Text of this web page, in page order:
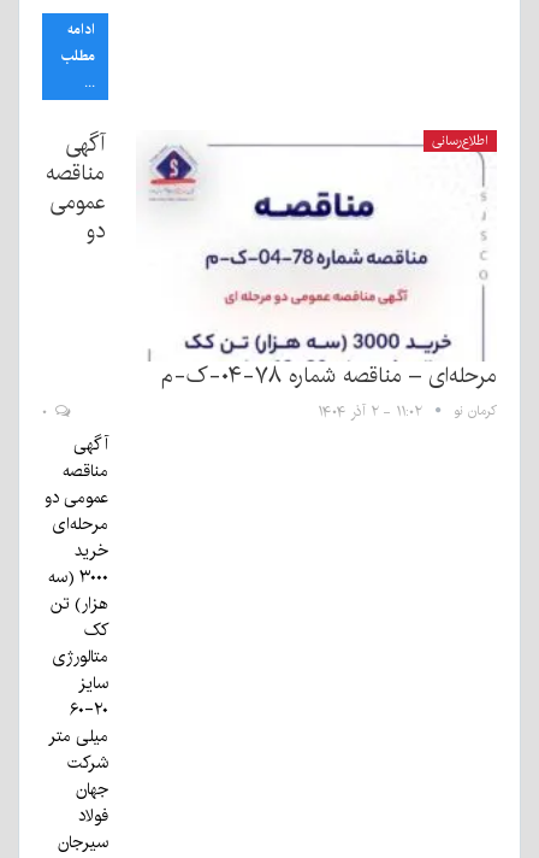
ادامه
مطلب
...
اطلاع‌رسانی
آگهی
مناقصه
عمومی
دو
مرحله‌ای – مناقصه شماره ۷۸-۰۴-ک-م
کرمان نو ۱۱:۰۲ - ۲ آذر ۱۴۰۴
آگهی
مناقصه
عمومی دو
مرحله‌ای
خرید
۳۰۰۰ (سه
هزار) تن
کک
متالورژی
سایز
۲۰-۶۰
میلی متر
شرکت
جهان
فولاد
سیرجان